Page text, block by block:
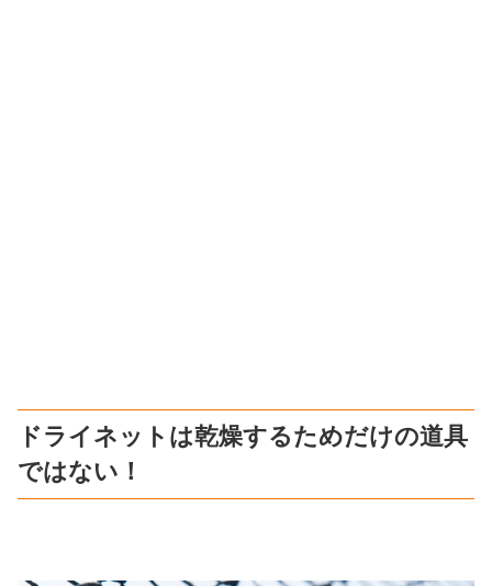
ドライネットは乾燥するためだけの道具
ではない！